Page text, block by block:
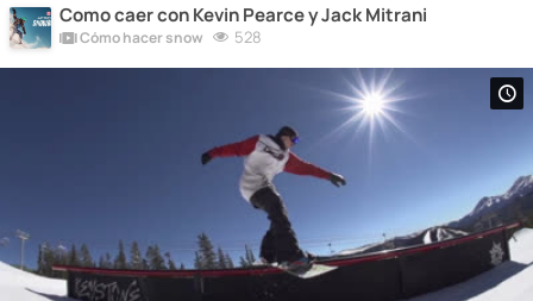
Como caer con Kevin Pearce y Jack Mitrani
Cómo hacer snow 528